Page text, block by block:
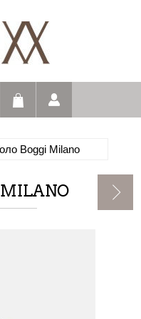
Boggi Milano